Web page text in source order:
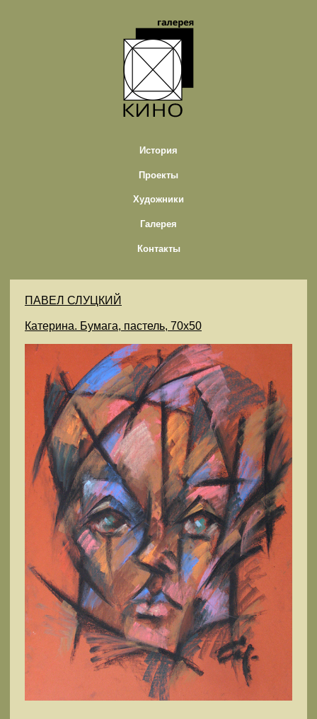
История
Проекты
Художники
Галерея
Контакты
ПАВЕЛ СЛУЦКИЙ
Катерина. Бумага, пастель, 70x50